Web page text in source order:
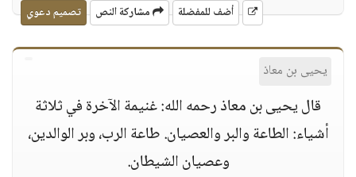
أضف للمفضلة مشاركة النص تصميم دعوي
يحيى بن معاذ
قال يحيى بن معاذ رحمه الله: غنيمة الآخرة في ثلاثة
أشياء: الطاعة والبر والعصيان. طاعة الرب، وبر الوالدين،
وعصيان الشيطان.